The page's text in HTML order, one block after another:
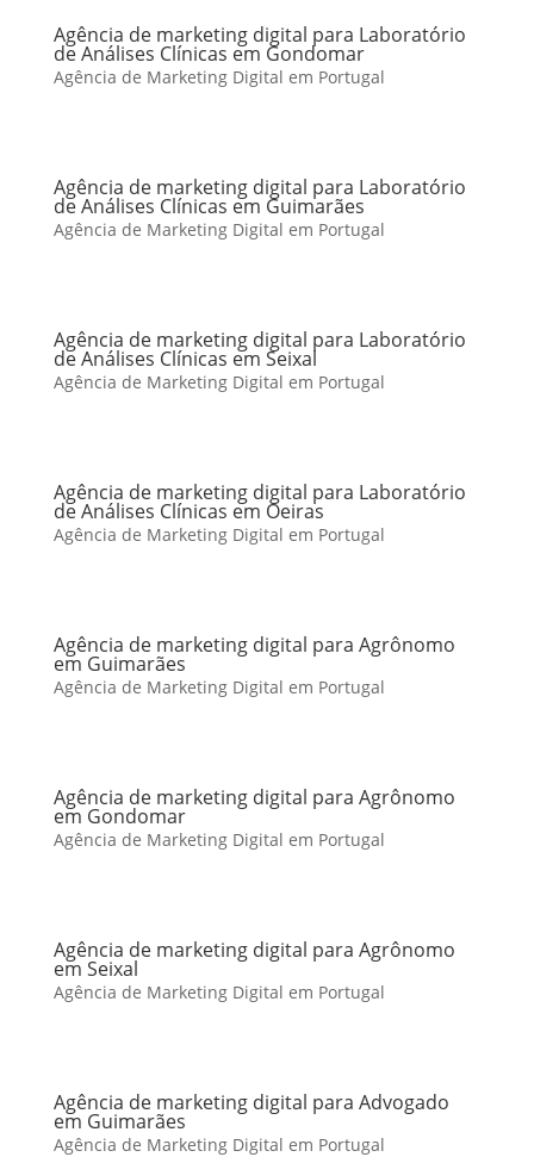
Agência de marketing digital para Laboratório
de Análises Clínicas em Gondomar
Agência de Marketing Digital em Portugal
Agência de marketing digital para Laboratório
de Análises Clínicas em Guimarães
Agência de Marketing Digital em Portugal
Agência de marketing digital para Laboratório
de Análises Clínicas em Seixal
Agência de Marketing Digital em Portugal
Agência de marketing digital para Laboratório
de Análises Clínicas em Oeiras
Agência de Marketing Digital em Portugal
Agência de marketing digital para Agrônomo
em Guimarães
Agência de Marketing Digital em Portugal
Agência de marketing digital para Agrônomo
em Gondomar
Agência de Marketing Digital em Portugal
Agência de marketing digital para Agrônomo
em Seixal
Agência de Marketing Digital em Portugal
Agência de marketing digital para Advogado
em Guimarães
Agência de Marketing Digital em Portugal